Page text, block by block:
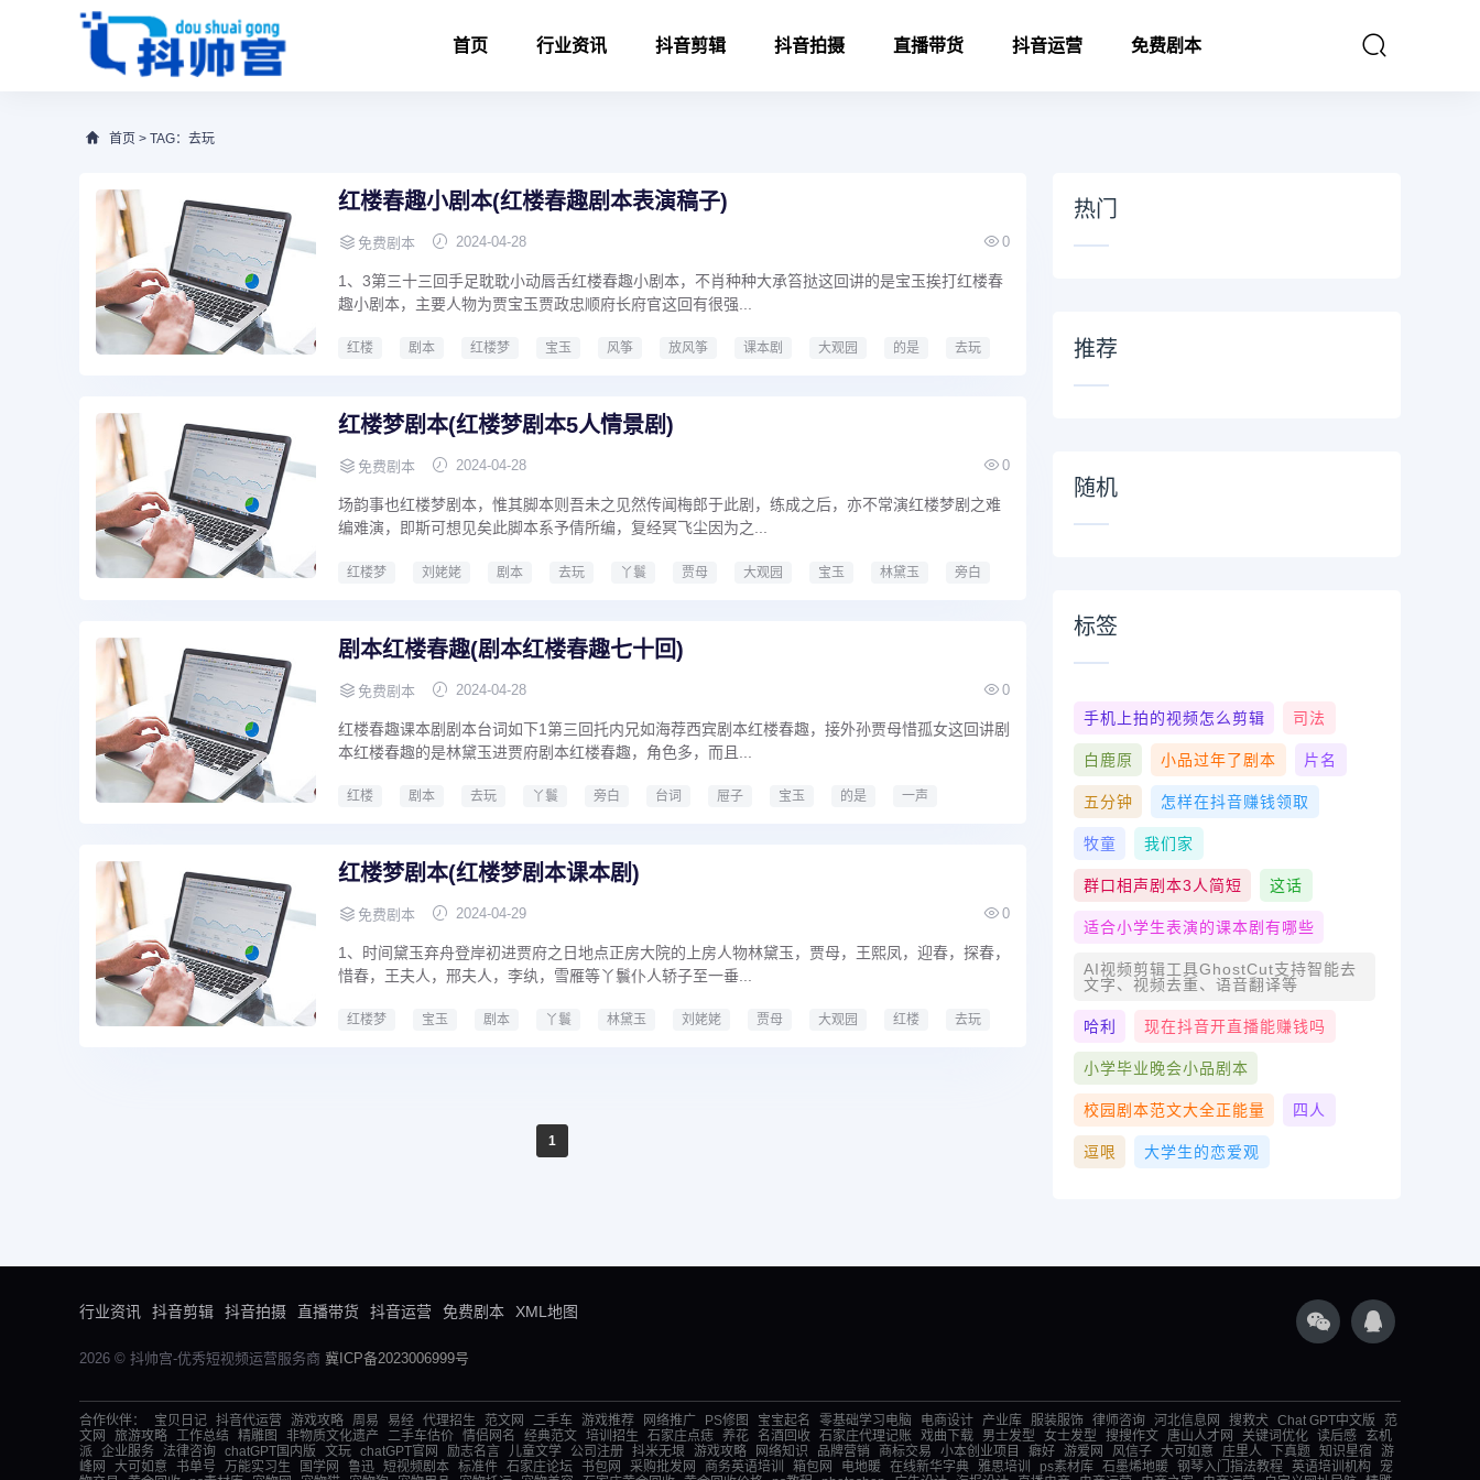
首页 行业资讯 抖音剪辑 抖音拍摄 直播带货 抖音运营 免费剧本
首页 > TAG：去玩
红楼春趣小剧本(红楼春趣剧本表演稿子)
免费剧本 2024-04-28 0
1、3第三十三回手足耽耽小动唇舌红楼春趣小剧本，不肖种种大承笞挞这回讲的是宝玉挨打红楼春
趣小剧本，主要人物为贾宝玉贾政忠顺府长府官这回有很强...
红楼 剧本 红楼梦 宝玉 风筝 放风筝 课本剧 大观园 的是
去玩
红楼梦剧本(红楼梦剧本5人情景剧)
免费剧本 2024-04-28 0
场韵事也红楼梦剧本，惟其脚本则吾未之见然传闻梅郎于此剧，练成之后，亦不常演红楼梦剧之难
编难演，即斯可想见矣此脚本系予倩所编，复经冥飞尘因为之...
红楼梦 刘姥姥 剧本 去玩 丫鬟 贾母 大观园 宝玉 林黛玉
旁白
剧本红楼春趣(剧本红楼春趣七十回)
免费剧本 2024-04-28 0
红楼春趣课本剧剧本台词如下1第三回托内兄如海荐西宾剧本红楼春趣，接外孙贾母惜孤女这回讲剧
本红楼春趣的是林黛玉进贾府剧本红楼春趣，角色多，而且...
红楼 剧本 去玩 丫鬟 旁白 台词 屉子 宝玉 的是
一声
红楼梦剧本(红楼梦剧本课本剧)
免费剧本 2024-04-29 0
1、时间黛玉弃舟登岸初进贾府之日地点正房大院的上房人物林黛玉，贾母，王熙凤，迎春，探春，
惜春，王夫人，邢夫人，李纨，雪雁等丫鬟仆人轿子至一垂...
红楼梦 宝玉 剧本 丫鬟 林黛玉 刘姥姥 贾母 大观园 红楼
去玩
1
热门
推荐
随机
标签
手机上拍的视频怎么剪辑 司法
白鹿原 小品过年了剧本 片名
五分钟 怎样在抖音赚钱领取
牧童 我们家
群口相声剧本3人简短 这话
适合小学生表演的课本剧有哪些
AI视频剪辑工具GhostCut支持智能去
文字、视频去重、语音翻译等
哈利 现在抖音开直播能赚钱吗
小学毕业晚会小品剧本
校园剧本范文大全正能量 四人
逗哏 大学生的恋爱观
行业资讯 抖音剪辑 抖音拍摄 直播带货 抖音运营 免费剧本 XML地图
2026 © 抖帅宫-优秀短视频运营服务商 冀ICP备2023006999号
合作伙伴： 宝贝日记 抖音代运营 游戏攻略 周易 易经 代理招生 范文网 二手车 游戏推荐 网络推广 PS修图 宝宝起名 零基础学习电脑 电商设计 产业库 服装服饰 律师咨询 河北信息网 搜救犬 Chat GPT中文版
范
文网
旅游攻略 工作总结 精雕图 非物质文化遗产 二手车估价 情侣网名 经典范文 培训招生 石家庄点痣 养花 名酒回收 石家庄代理记账 戏曲下载 男士发型 女士发型 搜搜作文 唐山人才网 关键词优化 读后感 玄机
派
企业服务 法律咨询 chatGPT国内版 文玩 chatGPT官网 励志名言 儿童文学 公司注册 抖米无垠 游戏攻略 网络知识 品牌营销 商标交易 小本创业项目 癖好 游爱网 风信子 大可如意 庄里人 下真题 知识星宿
游
峰网
大可如意 书单号 万能实习生 国学网 鲁迅 短视频剧本 标准件 石家庄论坛 书包网 采购批发网 商务英语培训 箱包网 电地暖 在线新华字典 雅思培训 ps素材库 石墨烯地暖 钢琴入门指法教程 英语培训机构
宠